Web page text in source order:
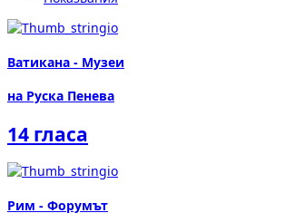
Ватикана - Музеи
на Руска Пенева
14 гласа
Рим - Форумът